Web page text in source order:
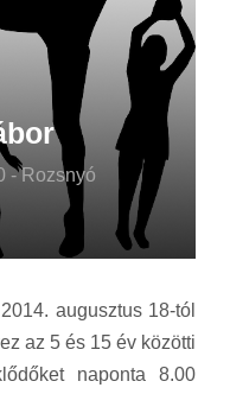
- Rozsnyó
augusztus 18-tól
az 5 és 15 év közötti
naponta 8.00